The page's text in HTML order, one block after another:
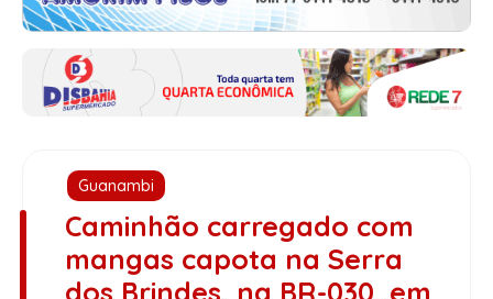
Guanambi
Caminhão carregado com
mangas capota na Serra
dos Brindes, na BR-030, em